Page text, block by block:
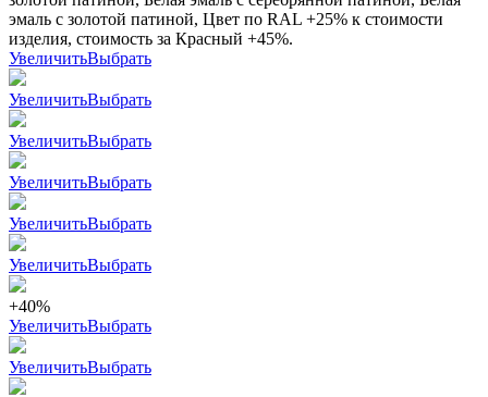
эмаль с золотой патиной, Цвет по RAL +25% к стоимости
изделия, стоимость за Красный +45%.
УвеличитьВыбрать
УвеличитьВыбрать
УвеличитьВыбрать
УвеличитьВыбрать
УвеличитьВыбрать
УвеличитьВыбрать
+40%
УвеличитьВыбрать
УвеличитьВыбрать